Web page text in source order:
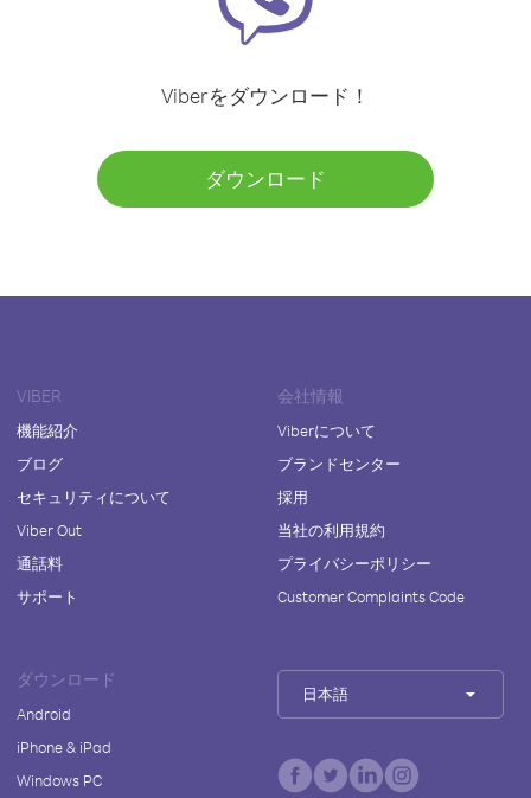
Viberをダウンロード！
ダウンロード
VIBER
機能紹介
ブログ
セキュリティについて
Viber Out
通話料
サポート
会社情報
Viberについて
ブランドセンター
採用
当社の利用規約
プライバシーポリシー
Customer Complaints Code
ダウンロード
Android
iPhone & iPad
Windows PC
日本語